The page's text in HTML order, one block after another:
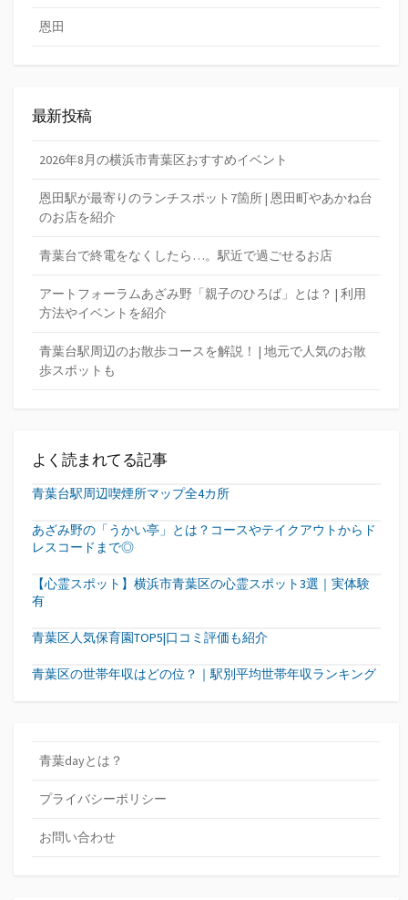
恩田
最新投稿
2026年8月の横浜市青葉区おすすめイベント
恩田駅が最寄りのランチスポット7箇所 | 恩田町やあかね台
のお店を紹介
青葉台で終電をなくしたら…。駅近で過ごせるお店
アートフォーラムあざみ野「親子のひろば」とは？ | 利用
方法やイベントを紹介
青葉台駅周辺のお散歩コースを解説！ | 地元で人気のお散
歩スポットも
よく読まれてる記事
青葉台駅周辺喫煙所マップ全4カ所
あざみ野の「うかい亭」とは？コースやテイクアウトからド
レスコードまで◎
【心霊スポット】横浜市青葉区の心霊スポット3選｜実体験
有
青葉区人気保育園TOP5|口コミ評価も紹介
青葉区の世帯年収はどの位？｜駅別平均世帯年収ランキング
青葉dayとは？
プライバシーポリシー
お問い合わせ